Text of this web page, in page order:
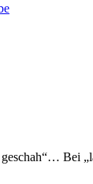
Bei